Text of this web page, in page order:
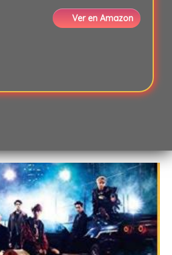
Ver en Amazon